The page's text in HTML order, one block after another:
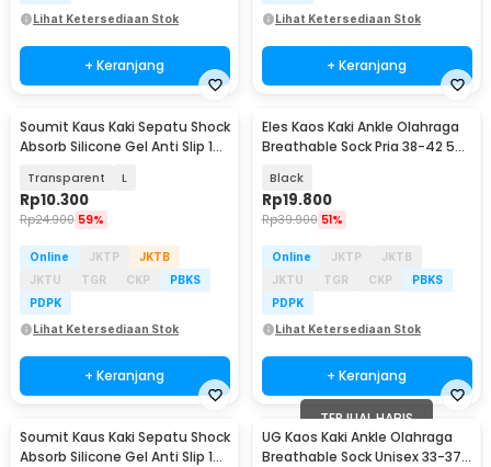
Lihat Ketersediaan Stok
+ Keranjang
Lihat Ketersediaan Stok
+ Keranjang
Soumit Kaus Kaki Sepatu Shock
Absorb Silicone Gel Anti Slip 1
Transparent L
Rp10.300
Rp24.900 59%
Online JKTP
JKTB
JKTU
TGR CKP
PBKS
PDPK
Lihat Ketersediaan Stok
+ Keranjang
Eles Kaos Kaki Ankle Olahraga
Breathable Sock Pria 38-42 5
Black
Rp19.800
Rp39.900 51%
Online JKTP
JKTB
JKTU
TGR CKP
PBKS
PDPK
Lihat Ketersediaan Stok
+ Keranjang
Soumit Kaus Kaki Sepatu Shock
Absorb Silicone Gel Anti Slip 1
TERJUAL HABIS
UG Kaos Kaki Ankle Olahraga
Breathable Sock Unisex 33-37 3